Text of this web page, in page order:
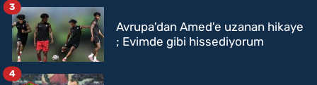
Avrupa'dan Amed'e uzanan hikaye
; Evimde gibi hissediyorum
3
4